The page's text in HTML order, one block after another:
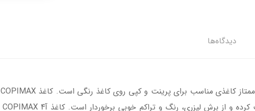
دیدگاه‌ها